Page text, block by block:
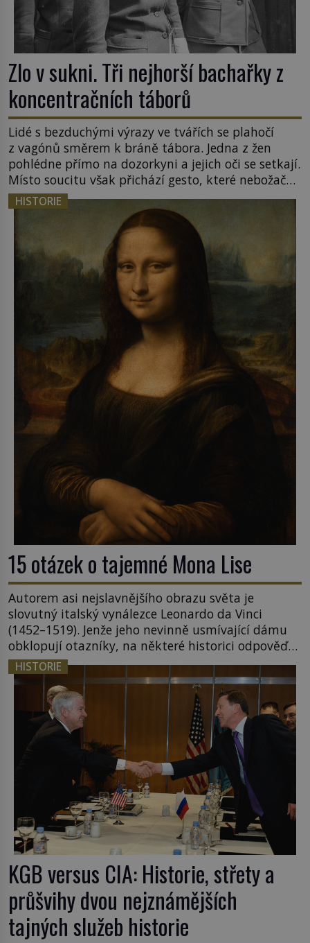
Zlo v sukni. Tři nejhorší bachařky z
koncentračních táborů
Lidé s bezduchými výrazy ve tvářích se plahočí
z vagónů směrem k bráně tábora. Jedna z žen
pohlédne přímo na dozorkyni a jejich oči se setkají.
Místo soucitu však přichází gesto, které nebožačku
posílá rovnou do plynové komory. Jména jako
Rudolf Höss (1901–1947), Josef Mengele (1911–
1979) či Heinrich Himmler (1900–1945) zná každý,
o koho se historie jen otřela. Jenže […]
HISTORIE
15 otázek o tajemné Mona Lise
Autorem asi nejslavnějšího obrazu světa je
slovutný italský vynálezce Leonardo da Vinci
(1452–1519). Jenže jeho nevinně usmívající dámu
obklopují otazníky, na některé historici odpověď
objeví, jiné zůstanou nezodpovězené. Kam si ji
pověsil Napoleon? Samotný císař Napoleon
Bonaparte (1769–1821) má pro malbu slabost, a
tak si ji ještě jako první konzul přemístí do své
ložnice v Tuilerisjkém […]
HISTORIE
KGB versus CIA: Historie, střety a
průšvihy dvou nejznámějších
tajných služeb historie